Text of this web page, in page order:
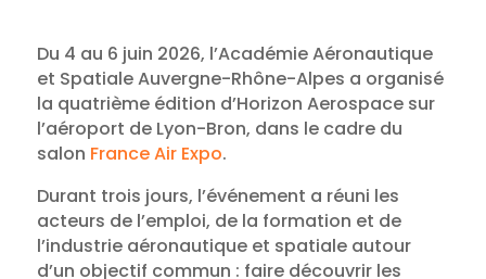
Du 4 au 6 juin 2026, l’Académie Aéronautique
et Spatiale Auvergne-Rhône-Alpes a organisé
la quatrième édition d’Horizon Aerospace sur
l’aéroport de Lyon-Bron, dans le cadre du
salon France Air Expo.
Durant trois jours, l’événement a réuni les
acteurs de l’emploi, de la formation et de
l’industrie aéronautique et spatiale autour
d’un objectif commun : faire découvrir les